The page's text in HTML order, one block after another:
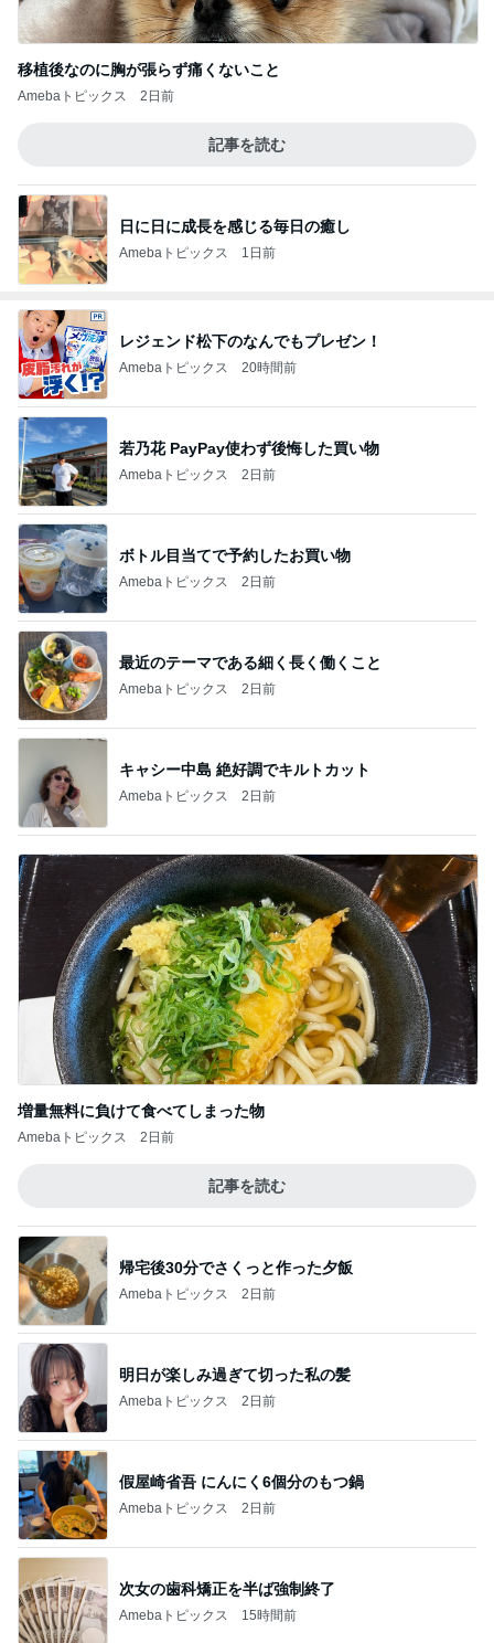
移植後なのに胸が張らず痛くないこと
Amebaトピックス 2日前
記事を読む
日に日に成長を感じる毎日の癒し
Amebaトピックス 1日前
レジェンド松下のなんでもプレゼン！
Amebaトピックス 20時間前
若乃花 PayPay使わず後悔した買い物
Amebaトピックス 2日前
ボトル目当てで予約したお買い物
Amebaトピックス 2日前
最近のテーマである細く長く働くこと
Amebaトピックス 2日前
キャシー中島 絶好調でキルトカット
Amebaトピックス 2日前
増量無料に負けて食べてしまった物
Amebaトピックス 2日前
記事を読む
帰宅後30分でさくっと作った夕飯
Amebaトピックス 2日前
明日が楽しみ過ぎて切った私の髪
Amebaトピックス 2日前
假屋崎省吾 にんにく6個分のもつ鍋
Amebaトピックス 2日前
次女の歯科矯正を半ば強制終了
Amebaトピックス 15時間前